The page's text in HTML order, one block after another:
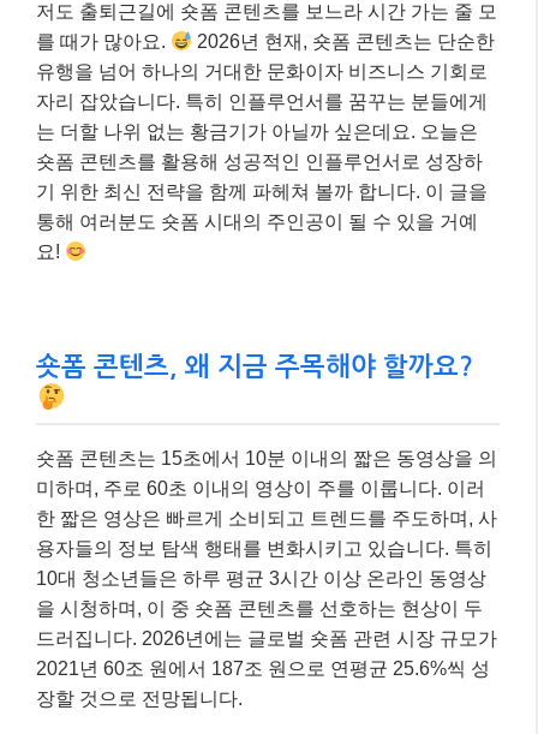
저도 출퇴근길에 숏폼 콘텐츠를 보느라 시간 가는 줄 모
를 때가 많아요.
2026년 현재, 숏폼 콘텐츠는 단순한
유행을 넘어 하나의 거대한 문화이자 비즈니스 기회로
자리 잡았습니다. 특히 인플루언서를 꿈꾸는 분들에게
는 더할 나위 없는 황금기가 아닐까 싶은데요. 오늘은
숏폼 콘텐츠를 활용해 성공적인 인플루언서로 성장하
기 위한 최신 전략을 함께 파헤쳐 볼까 합니다. 이 글을
통해 여러분도 숏폼 시대의 주인공이 될 수 있을 거예
요!
숏폼 콘텐츠, 왜 지금 주목해야 할까요?
숏폼 콘텐츠는 15초에서 10분 이내의 짧은 동영상을 의
미하며, 주로 60초 이내의 영상이 주를 이룹니다. 이러
한 짧은 영상은 빠르게 소비되고 트렌드를 주도하며, 사
용자들의 정보 탐색 행태를 변화시키고 있습니다. 특히
10대 청소년들은 하루 평균 3시간 이상 온라인 동영상
을 시청하며, 이 중 숏폼 콘텐츠를 선호하는 현상이 두
드러집니다. 2026년에는 글로벌 숏폼 관련 시장 규모가
2021년 60조 원에서 187조 원으로 연평균 25.6%씩 성
장할 것으로 전망됩니다.